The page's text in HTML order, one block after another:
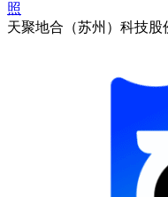
照
天聚地合（苏州）科技